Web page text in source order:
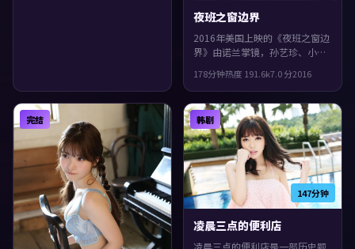
夜班之窗边界
2016年美国上映的《夜班之窗边
界》由诺兰掌镜，孙艺珍、小松
上偏犯罪，一场意外把原本平行
的人生拧在一起，整体完成度较
高，适合喜欢细腻叙事与人物刻
画的观众。
178分钟热度 191.6k7.0分2016
完结
147分钟
韩剧
凌晨三点的便利店
凌晨三点的便利店是一部历史题